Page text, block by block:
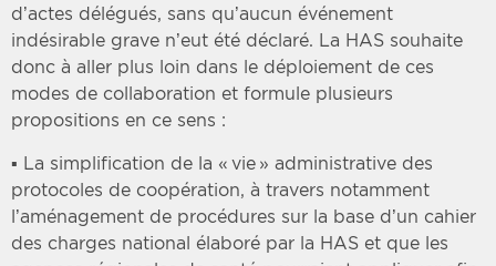
d’actes délégués, sans qu’aucun événement
indésirable grave n’eut été déclaré. La HAS souhaite
donc à aller plus loin dans le déploiement de ces
modes de collaboration et formule plusieurs
propositions en ce sens :
▪ La simplification de la « vie » administrative des
protocoles de coopération, à travers notamment
l’aménagement de procédures sur la base d’un cahier
des charges national élaboré par la HAS et que les